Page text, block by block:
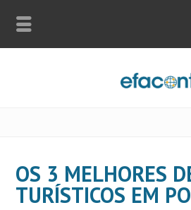
OS 3 MELHORES
TURÍSTICOS EM